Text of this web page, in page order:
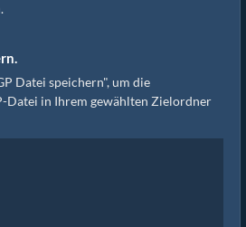
Datei speichern", um die
Datei in Ihrem gewählten Zielordner